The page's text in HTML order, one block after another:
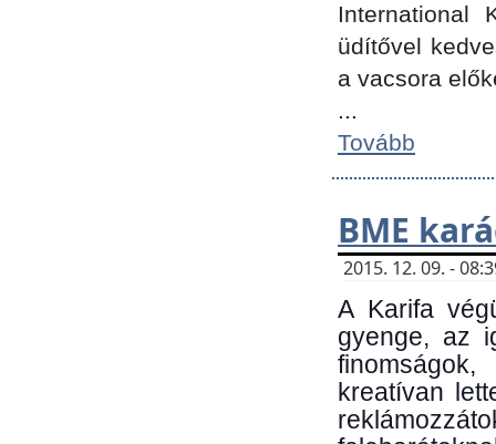
International
üdítővel
a vacsora
...
Tovább
BME
2015. 12. 09. -
A Karifa
gyenge, az
kreatívan